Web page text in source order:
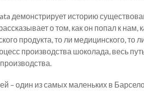
демонстрирует историю
о том, как он попал к
продукта, то ли медицинского, то
производства шоколада, весь
– один из самых маленьких в